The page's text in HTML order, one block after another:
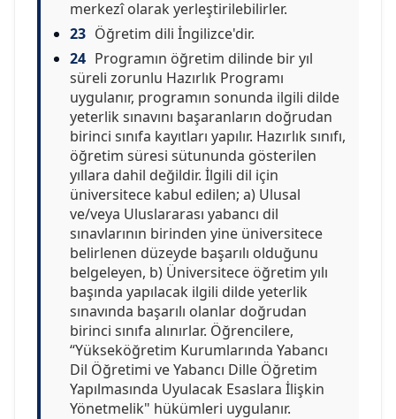
merkezî olarak yerleştirilebilirler.
23 Öğretim dili İngilizce'dir.
24 Programın öğretim dilinde bir yıl
süreli zorunlu Hazırlık Programı
uygulanır, programın sonunda ilgili dilde
yeterlik sınavını başaranların doğrudan
birinci sınıfa kayıtları yapılır. Hazırlık sınıfı,
öğretim süresi sütununda gösterilen
yıllara dahil değildir. İlgili dil için
üniversitece kabul edilen; a) Ulusal
ve/veya Uluslararası yabancı dil
sınavlarının birinden yine üniversitece
belirlenen düzeyde başarılı olduğunu
belgeleyen, b) Üniversitece öğretim yılı
başında yapılacak ilgili dilde yeterlik
sınavında başarılı olanlar doğrudan
birinci sınıfa alınırlar. Öğrencilere,
“Yükseköğretim Kurumlarında Yabancı
Dil Öğretimi ve Yabancı Dille Öğretim
Yapılmasında Uyulacak Esaslara İlişkin
Yönetmelik" hükümleri uygulanır.